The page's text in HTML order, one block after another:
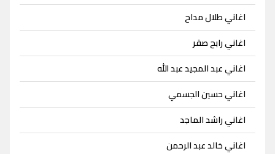
اغاني طلال مداح
اغاني رابح صقر
اغاني عبد المجيد عبد الله
اغاني حسين الجسمي
اغاني راشد الماجد
اغاني خالد عبد الرحمن